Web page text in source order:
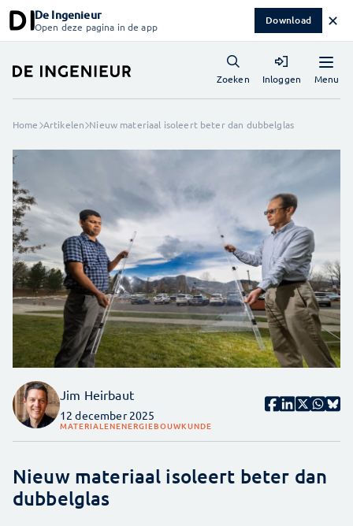
De Ingenieur
Open deze pagina in de app Download ✕
Menu
Zoeken Inloggen
Home Artikelen Nieuw materiaal isoleert beter dan dubbelglas
Jim Heirbaut
12 december 2025
MATERIALENENERGIEBOUWKUNDE
Nieuw materiaal isoleert beter dan
dubbelglas